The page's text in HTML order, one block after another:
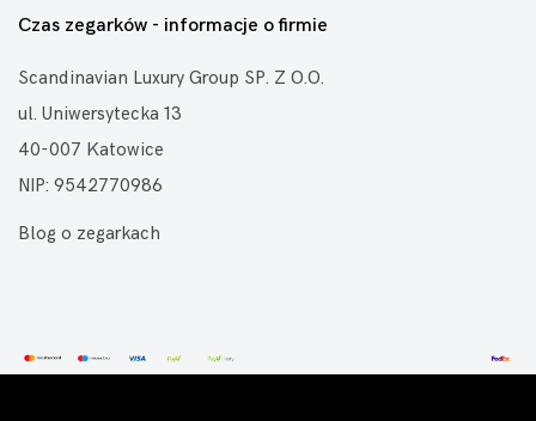
Czas zegarków - informacje o firmie
Scandinavian Luxury Group SP. Z O.O.
ul. Uniwersytecka 13
40-007 Katowice
NIP: 9542770986
Blog o zegarkach